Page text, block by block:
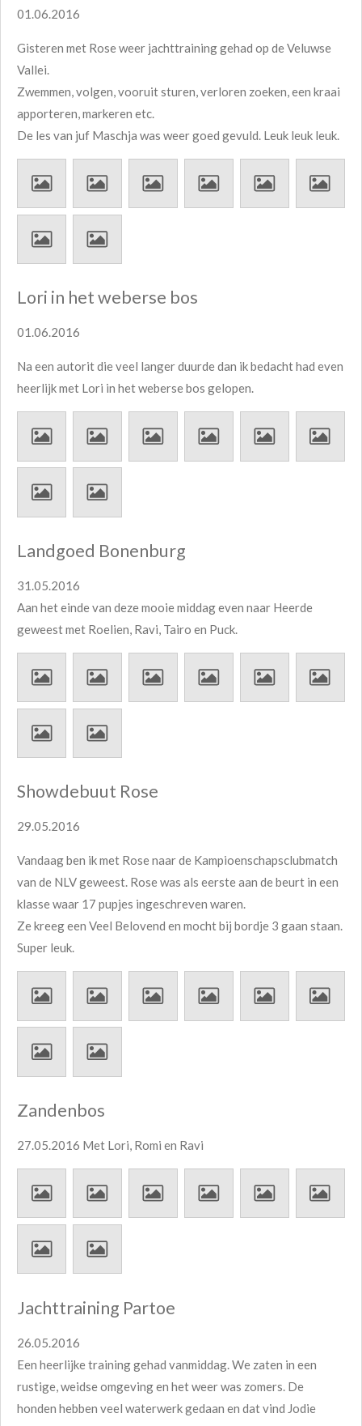
01.06.2016
Gisteren met Rose weer jachttraining gehad op de Veluwse
Vallei.
Zwemmen, volgen, vooruit sturen, verloren zoeken, een kraai
apporteren, markeren etc.
De les van juf Maschja was weer goed gevuld. Leuk leuk leuk.
Lori in het weberse bos
01.06.2016
Na een autorit die veel langer duurde dan ik bedacht had even
heerlijk met Lori in het weberse bos gelopen.
Landgoed Bonenburg
31.05.2016
Aan het einde van deze mooie middag even naar Heerde
geweest met Roelien, Ravi, Tairo en Puck.
Showdebuut Rose
29.05.2016
Vandaag ben ik met Rose naar de Kampioenschapsclubmatch
van de NLV geweest. Rose was als eerste aan de beurt in een
klasse waar 17 pupjes ingeschreven waren.
Ze kreeg een Veel Belovend en mocht bij bordje 3 gaan staan.
Super leuk.
Zandenbos
27.05.2016 Met Lori, Romi en Ravi
Jachttraining Partoe
26.05.2016
Een heerlijke training gehad vanmiddag. We zaten in een
rustige, weidse omgeving en het weer was zomers. De
honden hebben veel waterwerk gedaan en dat vind Jodie